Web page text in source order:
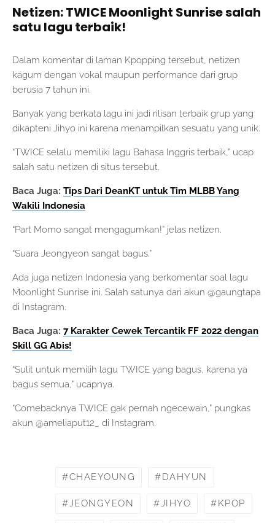
Netizen: TWICE Moonlight Sunrise salah
satu lagu terbaik!
Dalam komentar di laman Kpopping tersebut, netizen
kagum dengan vokal maupun performance dari grup
berusia 7 tahun ini.
Banyak yang berkata lagu ini jadi rilisan terbaik grup yang
dikapteni Jihyo ini karena menampilkan sesuatu yang unik.
“TWICE selalu memiliki lagu Bahasa Inggris terbaik,” ucap
salah satu netizen di situs tersebut.
Baca Juga: Tips Dari DeanKT untuk Tim MLBB Yang
Wakili Indonesia
“Part Momo sangat mengagumkan!” jelas netizen.
“Suara Jeongyeon sangat bagus.”
Ada juga netizen Indonesia yang berkomentar soal lagu
Moonlight Sunrise ini. Salah satunya dari akun @gaungtapa
di Instagram.
Baca Juga: 7 Karakter Cewek Tercantik FF 2022 dengan
Skill GG Abis!
“Sulit untuk memilih lagu TWICE yang bagus, karena ya
bagus semua,” ucapnya.
“Comebacknya TWICE gak pernah ngecewain,” pungkas
akun @ameliaput12_ di Instagram.
CHAEYOUNG DAHYUN
JEONGYEON JIHYO KPOP